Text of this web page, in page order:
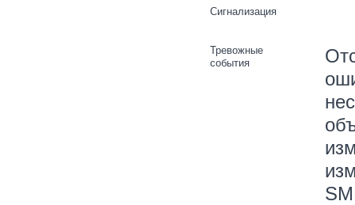
Сигнализация
Тревожные
события